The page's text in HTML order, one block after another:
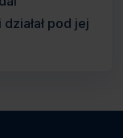
pod jej